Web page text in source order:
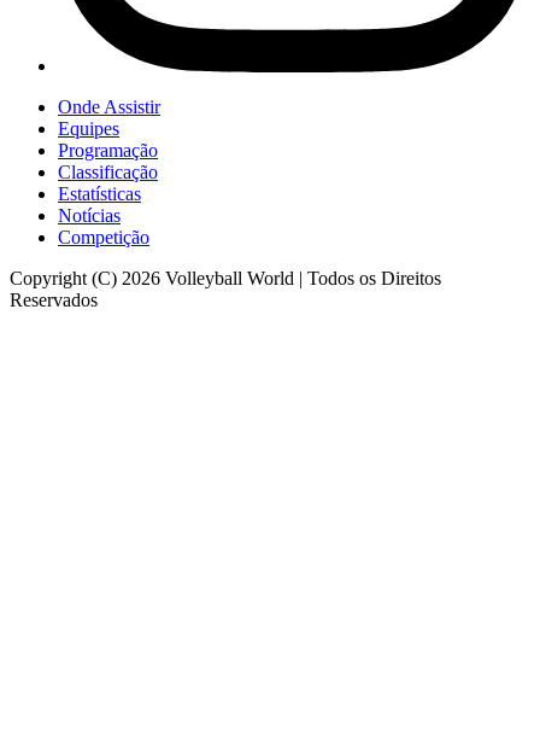
Onde Assistir
Equipes
Programação
Classificação
Estatísticas
Notícias
Competição
Copyright (C) 2026 Volleyball World | Todos os Direitos
Reservados